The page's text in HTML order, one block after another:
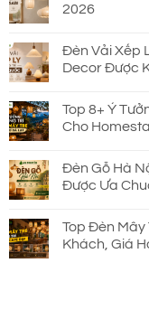
2026
Đèn Vải Xếp
Decor Được
Top 8+ Ý
Cho
Đèn Gỗ Hà
Được Ưa
Top Đèn Mây
Khách, Giá